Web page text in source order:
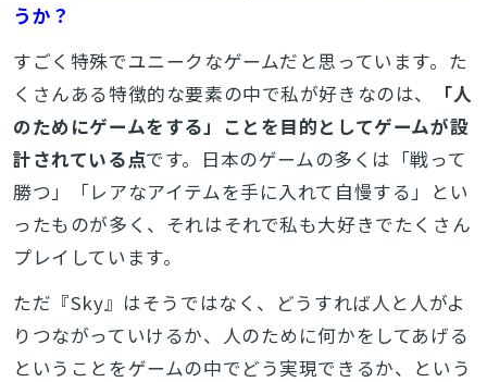
うか？
すごく特殊でユニークなゲームだと思っています。た
くさんある特徴的な要素の中で私が好きなのは、
「人
のためにゲームをする」ことを目的としてゲームが設
計されている点です。日本のゲームの多くは「戦って
勝つ」「レアなアイテムを手に入れて自慢する」とい
ったものが多く、それはそれで私も大好きでたくさん
プレイしています。
ただ『Sky』はそうではなく、どうすれば人と人がよ
りつながっていけるか、人のために何かをしてあげる
ということをゲームの中でどう実現できるか、という